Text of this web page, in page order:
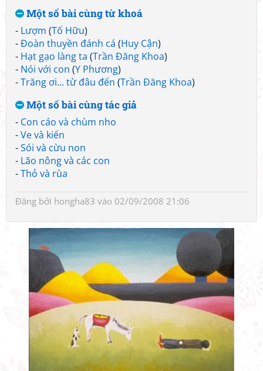
Một số bài cùng từ khoá
- Lượm (Tố Hữu)
-Đoàn thuyền đánh cá (Huy Cận)
- Hạt gạo làng ta (Trần Đăng Khoa)
- Nói với con (Y Phương)
-Trăng ơi... từ đâu đến (Trần Đăng Khoa)
Một số bài cùng tác giả
- Con cáo và chùm nho
-Ve và kiến
-Sói và cừu non
- Lão nông và các con
-Thỏ và rùa
Đăng bởi hongha83 vào 02/09/2008 21:06